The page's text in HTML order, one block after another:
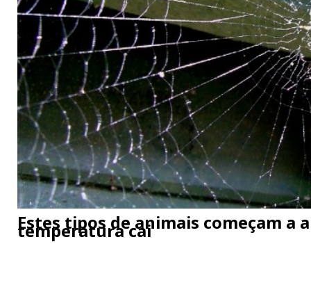
Estes tipos de animais começam a
temperatura cai